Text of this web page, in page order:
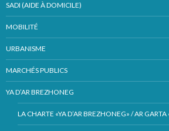
SADI (AIDE À DOMICILE)
MOBILITÉ
URBANISME
MARCHÉS PUBLICS
YA D’AR BREZHONEG
LA CHARTE «YA D’AR BREZHONEG» / AR GARTA